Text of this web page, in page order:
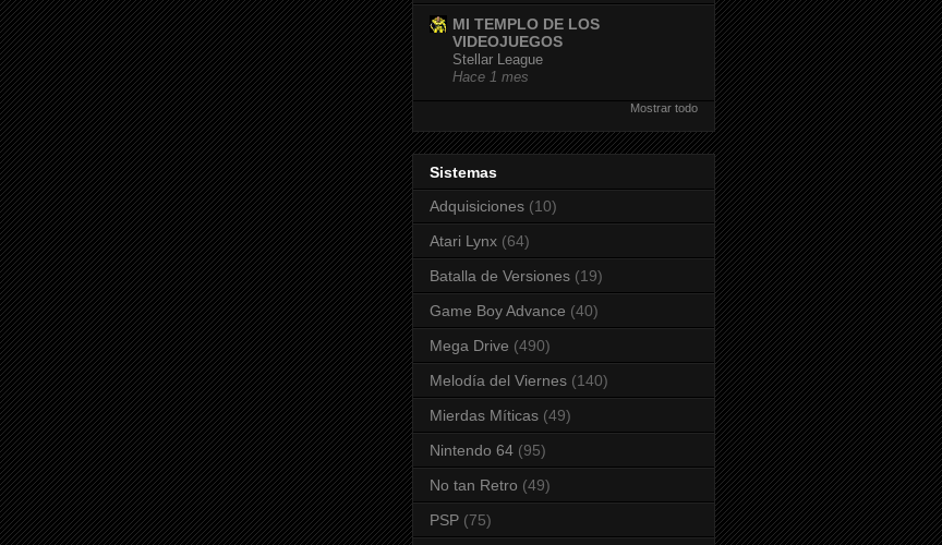
MI TEMPLO DE LOS
VIDEOJUEGOS
Stellar League
Hace 1 mes
Mostrar todo
Sistemas
Adquisiciones (10)
Atari Lynx (64)
Batalla de Versiones (19)
Game Boy Advance (40)
Mega Drive (490)
Melodía del Viernes (140)
Mierdas Míticas (49)
Nintendo 64 (95)
No tan Retro (49)
PSP (75)